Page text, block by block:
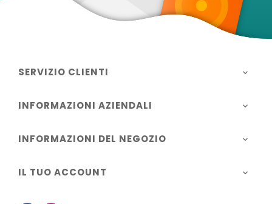
SERVIZIO CLIENTI 
INFORMAZIONI AZIENDALI 
INFORMAZIONI DEL NEGOZIO 
IL TUO ACCOUNT 